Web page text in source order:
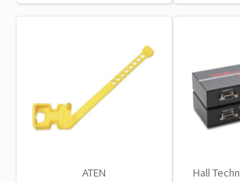
ATEN
Hall